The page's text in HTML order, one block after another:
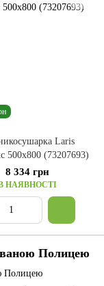
Laris
500x800 (73207693)
8 334 грн
НАЯВНОСТІ
Полицею